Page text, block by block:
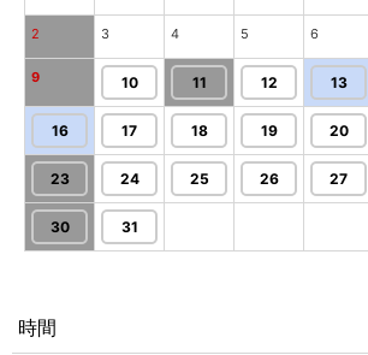
2 3 4 5 6
9 10 11 12 13
16 17 18 19 20
23 24 25 26 27
30 31
時間